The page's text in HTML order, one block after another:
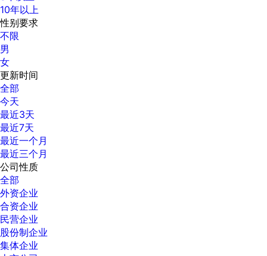
10年以上
性别要求
不限
男
女
更新时间
全部
今天
最近3天
最近7天
最近一个月
最近三个月
公司性质
全部
外资企业
合资企业
民营企业
股份制企业
集体企业